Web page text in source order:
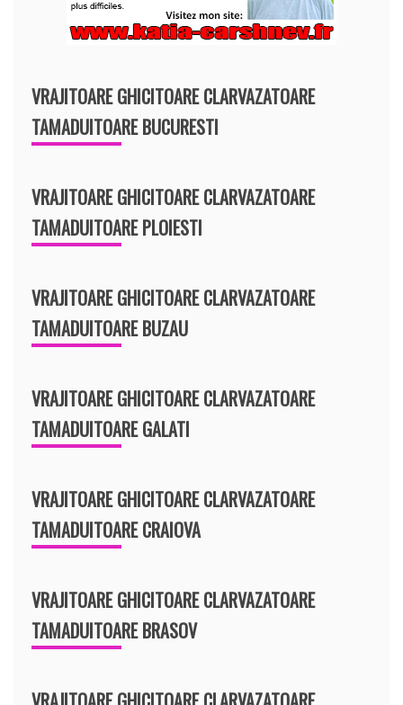
VRAJITOARE GHICITOARE CLARVAZATOARE
TAMADUITOARE BUCURESTI
VRAJITOARE GHICITOARE CLARVAZATOARE
TAMADUITOARE PLOIESTI
VRAJITOARE GHICITOARE CLARVAZATOARE
TAMADUITOARE BUZAU
VRAJITOARE GHICITOARE CLARVAZATOARE
TAMADUITOARE GALATI
VRAJITOARE GHICITOARE CLARVAZATOARE
TAMADUITOARE CRAIOVA
VRAJITOARE GHICITOARE CLARVAZATOARE
TAMADUITOARE BRASOV